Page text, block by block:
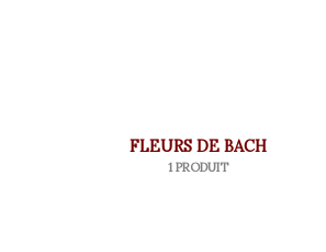
FLEURS DE BACH
1 PRODUIT